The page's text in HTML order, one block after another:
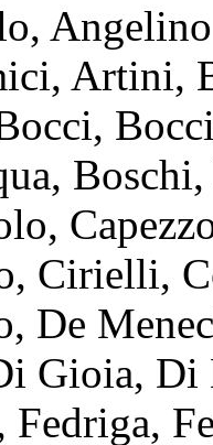
Artini,
Cirielli,
De
Gioia,
Fedriga,